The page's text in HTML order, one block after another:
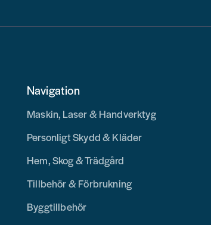
Navigation
Maskin, Laser & Handverktyg
Personligt Skydd & Kläder
Hem, Skog & Trädgård
Tillbehör & Förbrukning
Byggtillbehör